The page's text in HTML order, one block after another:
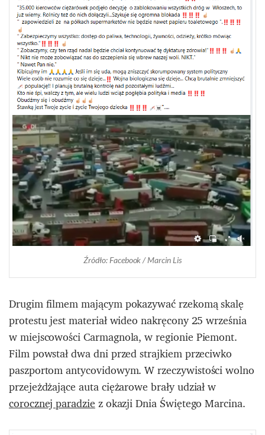
Źródło: Facebook / Marcin Lis
Drugim filmem mającym pokazywać rzekomą skalę
protestu jest materiał wideo nakręcony 25 września
w miejscowości Carmagnola, w regionie Piemont.
Film powstał dwa dni przed strajkiem przeciwko
paszportom antycovidowym. W rzeczywistości wolno
przejeżdżające auta ciężarowe brały udział w
corocznej paradziez okazji Dnia Świętego Marcina.